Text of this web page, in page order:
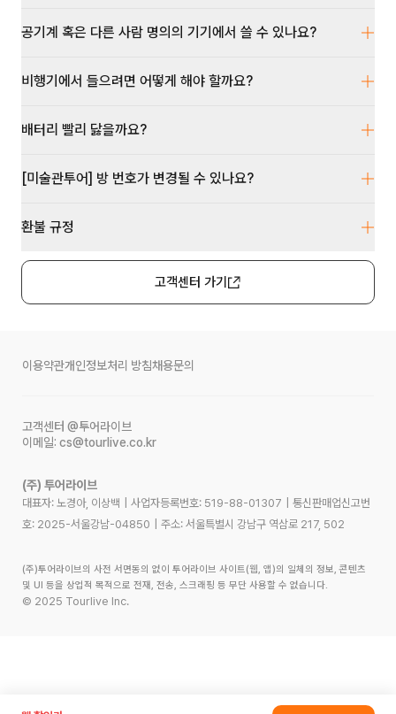
공기계 혹은 다른 사람 명의의 기기에서 쓸 수 있나요?
비행기에서 들으려면 어떻게 해야 할까요?
배터리 빨리 닳을까요?
[미술관투어] 방 번호가 변경될 수 있나요?
환불 규정
고객센터 가기
이용약관개인정보처리 방침채용문의
고객센터 @투어라이브
이메일: cs@tourlive.co.kr
(주) 투어라이브
대표자: 노경아, 이상백 사업자등록번호: 519-88-01307
통신판매업신고번
호: 2025-서울강남-04850 주소: 서울특별시 강남구 역삼로 217, 502
(주)투어라이브의 사전 서면동의 없이 투어라이브 사이트(웹, 앱)의 일체의 정보, 콘텐츠
및 UI 등을 상업적 목적으로 전재, 전송, 스크래핑 등 무단 사용할 수 없습니다.
© 2025 Tourlive Inc.